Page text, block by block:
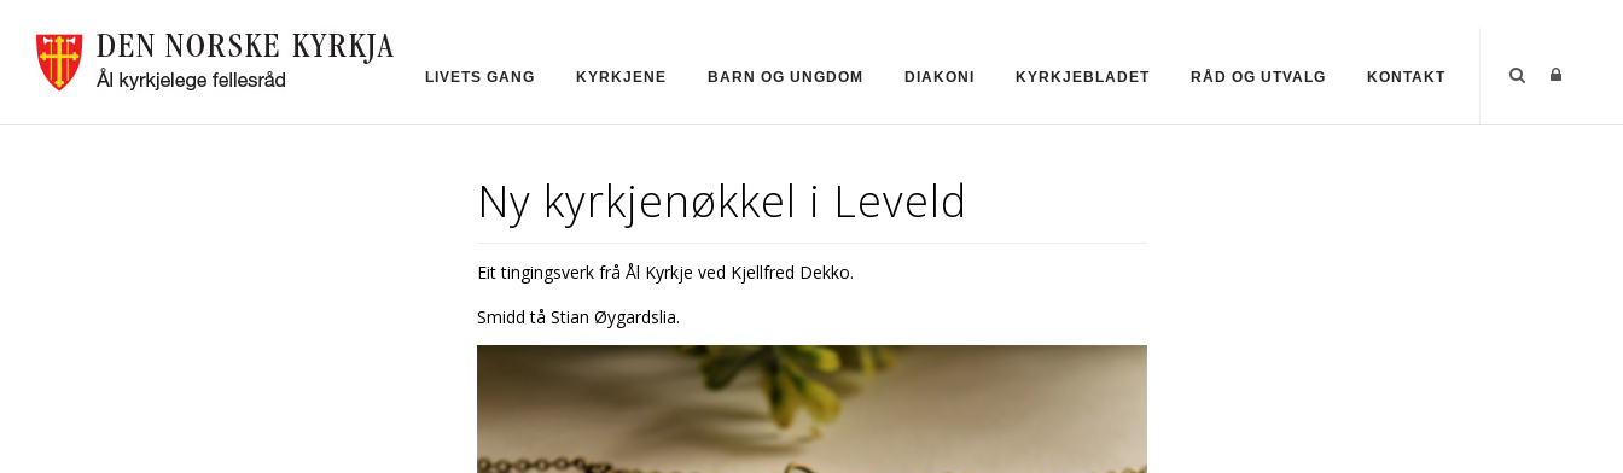
LIVETS GANG KYRKJENE BARN OG UNGDOM DIAKONI KYRKJEBLADET RÅD OG UTVALG KONTAKT
Ny kyrkjenøkkel i Leveld
Eit tingingsverk frå Ål Kyrkje ved Kjellfred Dekko.
Smidd tå Stian Øygardslia.